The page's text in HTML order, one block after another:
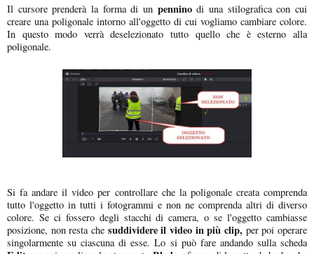
Il cursore prenderà la forma di un penninodi una stilografica con cui
creare una poligonale intorno all'oggetto di cui vogliamo cambiare colore.
In questo modo verrà deselezionato tutto quello che è esterno alla
poligonale.
Si fa andare il video per controllare che la poligonale creata comprenda
tutto l'oggetto in tutti i fotogrammi e non ne comprenda altri di diverso
colore. Se ci fossero degli stacchi di camera, o se l'oggetto cambiasse
posizione, non resta che suddividere il video in più clip, per poi operare
singolarmente su ciascuna di esse. Lo si può fare andando sulla scheda